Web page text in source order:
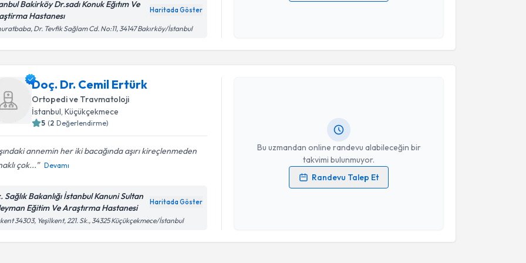
Bakirköy Dr.sadı Konuk Eğıtım Ve
Hastanesı
Haritada Göster
Dr. Tevfik Sağlam Cd. No:11, 34147 Bakırköy/İstanbul
Kişisel verilerimin işlenmesine ilişkinAydınlatma Metni
Takvim Talebini Gönder
Doç. Dr. Cemil Ertürk
Ortopedi ve Travmatoloji
İstanbul , Küçükçekmece
5 (2 Değerlendirme)
annemin her iki bacağında aşırı kireçlenmeden
çok...
Devamı
Sağlık Bakanlığı İstanbul Kanuni Sultan
Eğitim Ve Araştırma Hastanesi
Haritada Göster
34303, Yeşilkent, 221. Sk., 34325 Küçükçekmece/İstanbul
Bu uzmandan online randevu alabileceğin bir
takvimi bulunmuyor.
Randevu Talep Et
Kişisel verilerimin işlenmesine ilişkinAydınlatma Metni